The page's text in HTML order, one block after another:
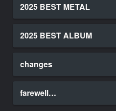
2025 BEST METAL
2025 BEST ALBUM
changes
farewell…